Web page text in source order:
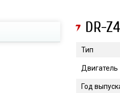
DR-
Тип
Двигатель
Год